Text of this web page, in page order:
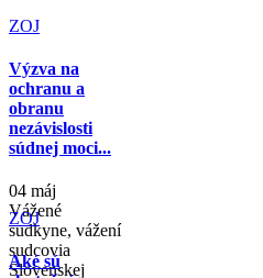
ZOJ
Výzva na
ochranu a
obranu
nezávislosti
súdnej moci...
04 máj
Vážené
sudkyne, vážení
sudcovia
Slovenskej
ZOJ
Aké sú